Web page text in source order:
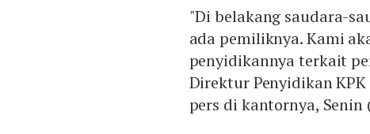
"Di belakang saudara-
ada pemiliknya. Kami
penyidikannya terkait
Direktur Penyidikan
pers di kantornya, Senin